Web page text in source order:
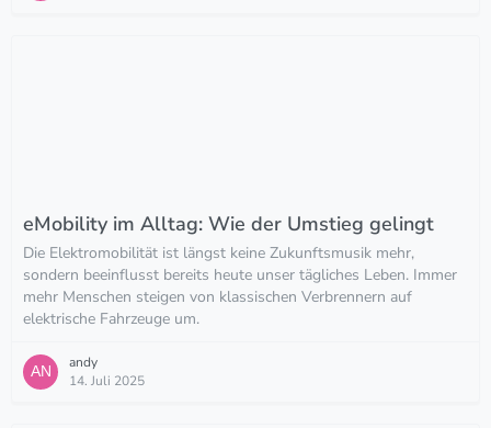
eMobility im Alltag: Wie der Umstieg gelingt
Die Elektromobilität ist längst keine Zukunftsmusik mehr,
sondern beeinflusst bereits heute unser tägliches Leben. Immer
mehr Menschen steigen von klassischen Verbrennern auf
elektrische Fahrzeuge um.
andy
14. Juli 2025